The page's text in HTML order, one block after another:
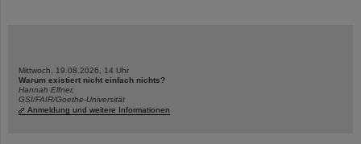
Mittwoch, 19.08.2026, 14 Uhr
Warum existiert nicht einfach nichts?
Hannah Elfner,
GSI/FAIR/Goethe-Universität
Anmeldung und weitere Informationen